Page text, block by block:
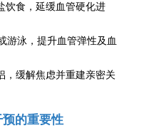
饮食，延缓血管硬化进
游泳，提升血管弹性及血
，缓解焦虑并重建亲密关
预的重要性